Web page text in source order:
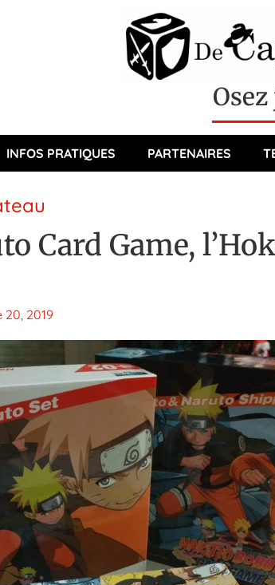
INFOS PRATIQUES PARTENAIRES
Card Game,
2019